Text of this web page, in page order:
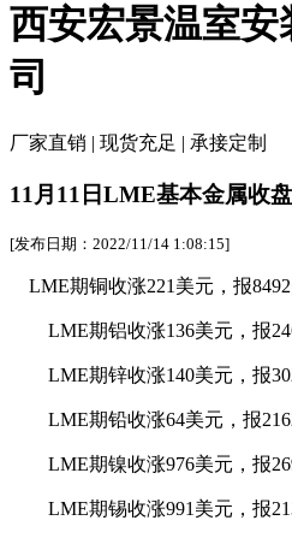
西安宏景温室安
司
厂家直销 | 现货充足 | 承接定制
11月11日LME基本金属收
[发布日期：2022/11/14 1:08:15]
LME期铜收涨221美元，报8492
LME期铝收涨136美元，报
LME期锌收涨140美元，报
LME期铅收涨64美元，报2162
LME期镍收涨976美元，报
LME期锡收涨991美元，报